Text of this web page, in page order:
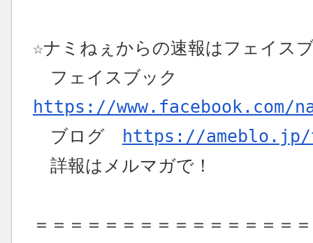
☆ナミねぇからの速報はフェイス
フェイスブック
https://www.facebook.com/
ブログ
https://ameblo.jp/
詳報はメルマガで！
＝＝＝＝＝＝＝＝＝＝＝＝＝＝＝